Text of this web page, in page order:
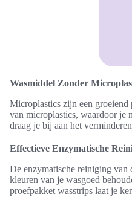
Wasmiddel Zonder
Microplastics zijn een
van microplastics, waardoor je
draag je bij aan het
Effectieve Enzymatische
De enzymatische reiniging
kleuren van je wasgoed
proefpakket wasstrips laat je